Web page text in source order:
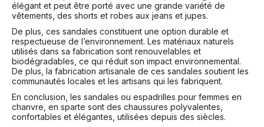
élégant et peut être porté avec une grande variété de
vêtements, des shorts et robes aux jeans et jupes.
De plus, ces sandales constituent une option durable et
respectueuse de l’environnement. Les matériaux naturels
utilisés dans sa fabrication sont renouvelables et
biodégradables, ce qui réduit son impact environnemental.
De plus, la fabrication artisanale de ces sandales soutient les
communautés locales et les artisans qui les fabriquent.
En conclusion, les sandales ou espadrilles pour femmes en
chanvre, en sparte sont des chaussures polyvalentes,
confortables et élégantes, utilisées depuis des siècles.